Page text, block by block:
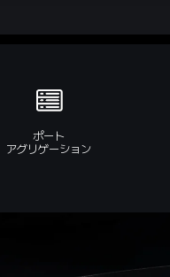
ポート
アグリゲーション